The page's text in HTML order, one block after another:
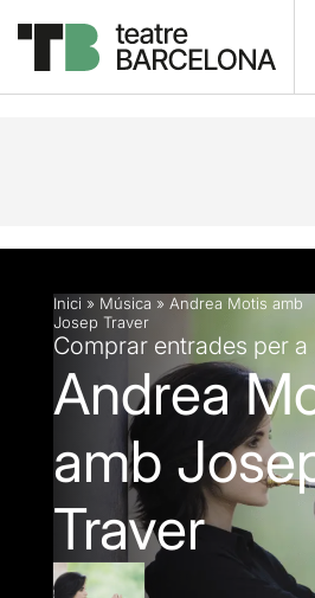
Descripció Fitxa artística
Inici » Música » Andrea Motis amb
Josep Traver
Comprar entrades per a
Andrea
amb
Traver